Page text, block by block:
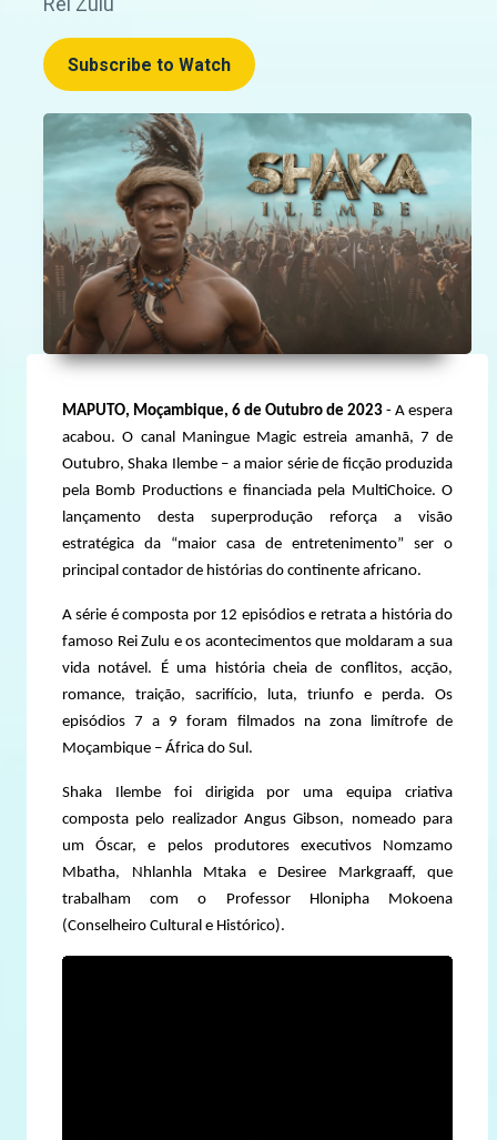
Subscribe to Watch
MAPUTO, Moçambique, 6 de Outubro de 2023 - A espera
acabou. O canal Maningue Magic estreia amanhã, 7 de
Outubro, Shaka Ilembe – a maior série de ficção produzida
pela Bomb Productions e financiada pela MultiChoice. O
lançamento desta superprodução reforça a visão
estratégica da “maior casa de entretenimento” ser o
principal contador de histórias do continente africano.
A série é composta por 12 episódios e retrata a história do
famoso Rei Zulu e os acontecimentos que moldaram a sua
vida notável. É uma história cheia de conflitos, acção,
romance, traição, sacrifício, luta, triunfo e perda. Os
episódios 7 a 9 foram filmados na zona limítrofe de
Moçambique – África do Sul.
Shaka Ilembe foi dirigida por uma equipa criativa
composta pelo realizador Angus Gibson, nomeado para
um Óscar, e pelos produtores executivos Nomzamo
Mbatha, Nhlanhla Mtaka e Desiree Markgraaff, que
trabalham com o Professor Hlonipha Mokoena
(Conselheiro Cultural e Histórico).